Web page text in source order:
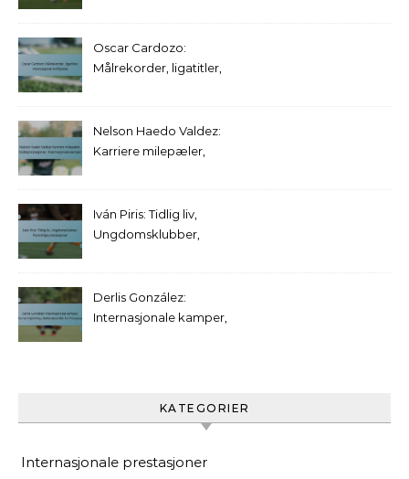
Oscar Cardozo:
Målrekorder, ligatitler,
Nelson Haedo Valdez:
Karriere milepæler,
Iván Piris: Tidlig liv,
Ungdomsklubber,
Derlis González:
Internasjonale kamper,
KATEGORIER
Internasjonale prestasjoner